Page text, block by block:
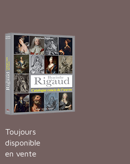
Toujours
disponible
en vente